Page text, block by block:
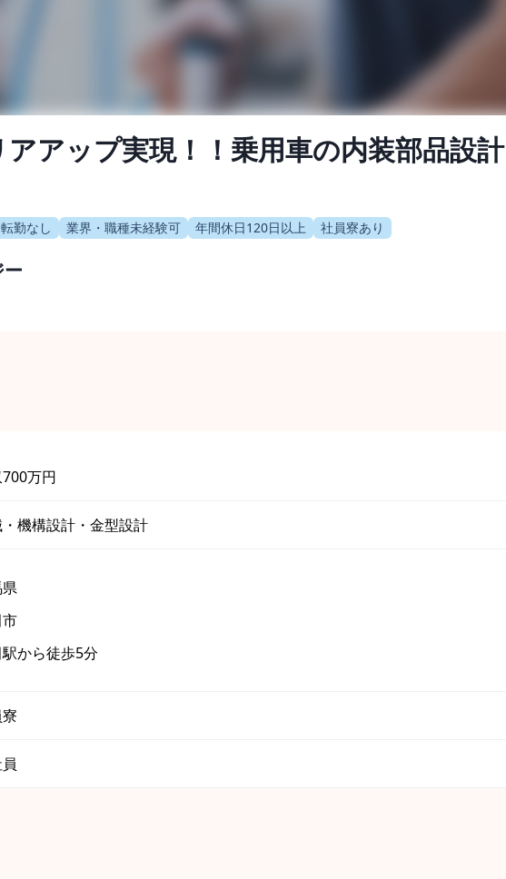
アアップ実現！！乗用車の内装部品設
転勤なし 業界・職種未経験可 年間休日120日以上 社員寮あり
万円
機構設計・金型設計
から徒歩5分